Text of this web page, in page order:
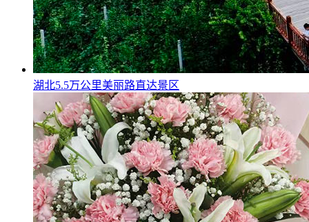
湖北5.5万公里美丽路直达景区